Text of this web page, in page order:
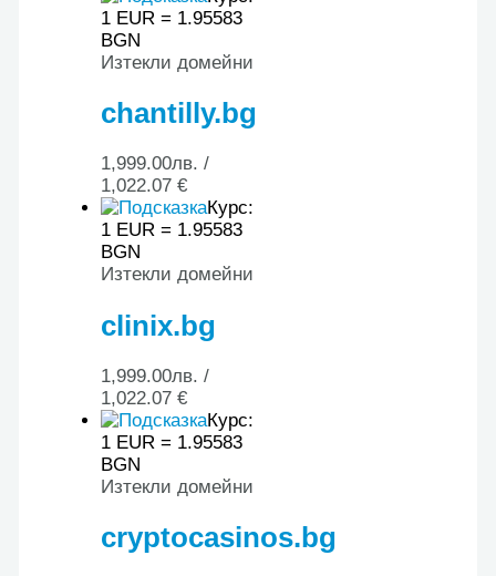
1 EUR = 1.95583
BGN
Изтекли домейни
chantilly.bg
1,999.00лв. /
1,022.07 €
Курс:
1 EUR = 1.95583
BGN
Изтекли домейни
clinix.bg
1,999.00лв. /
1,022.07 €
Курс:
1 EUR = 1.95583
BGN
Изтекли домейни
cryptocasinos.bg